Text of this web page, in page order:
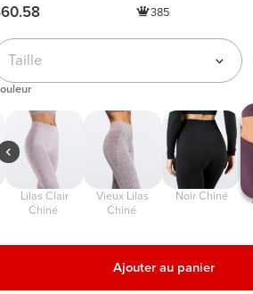
385
Taille
Chiné
Vieux Lilas
Chiné
Noir Chiné
Ajouter au panier